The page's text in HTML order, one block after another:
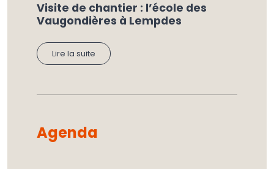
Visite de chantier : l’école des
Vaugondières à Lempdes
Lire la suite
Agenda